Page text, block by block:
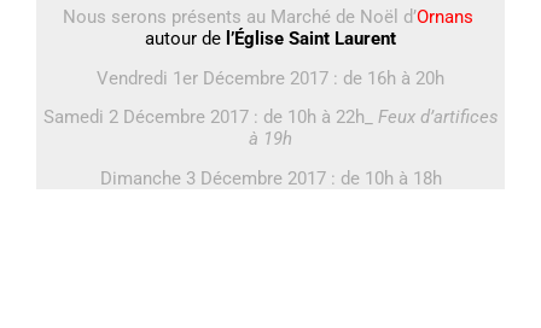
Nous serons présents au Marché de Noël d’Ornans
autour de l’Église Saint Laurent
Vendredi 1er Décembre 2017 : de 16h à 20h
Samedi 2 Décembre 2017 : de 10h à 22h_ Feux d’artifices
à 19h
Dimanche 3 Décembre 2017 : de 10h à 18h